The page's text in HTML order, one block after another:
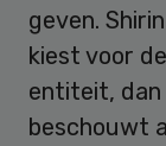
geven.
kiest voor
entiteit, dan
beschouwt